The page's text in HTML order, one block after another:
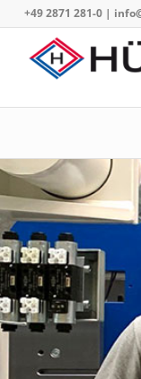
+49 2871 281-0|